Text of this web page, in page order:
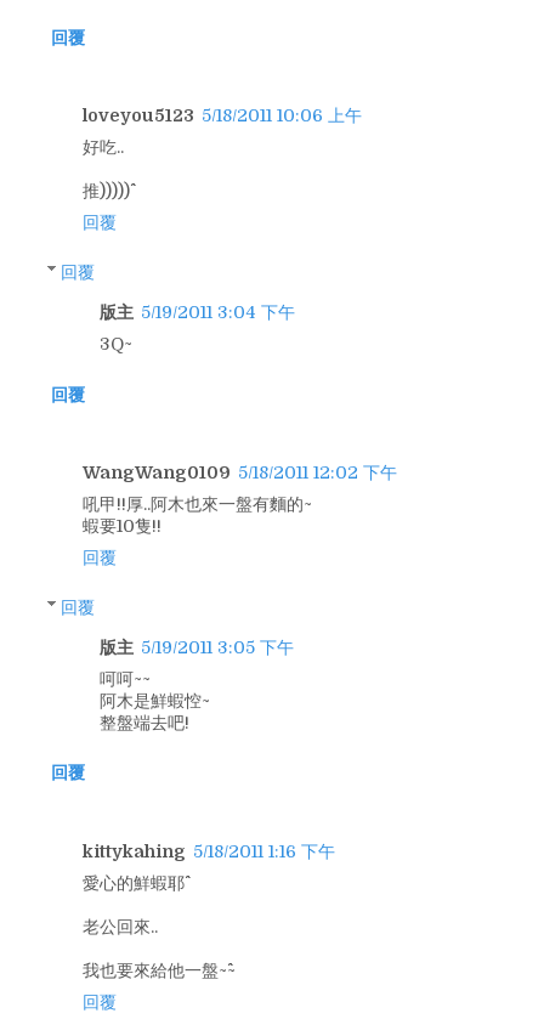
回覆
loveyou5123 5/18/2011 10:06 上午
好吃..
推)))))^^
回覆
回覆
版主 5/19/2011 3:04 下午
3Q~
回覆
WangWang0109 5/18/2011 12:02 下午
吼甲!!厚..阿木也來一盤有麵的~
蝦要10隻!!
回覆
回覆
版主 5/19/2011 3:05 下午
呵呵~~
阿木是鮮蝦悾~
整盤端去吧!
回覆
kittykahing 5/18/2011 1:16 下午
愛心的鮮蝦耶^^
老公回來..
我也要來給他一盤~^^~
回覆